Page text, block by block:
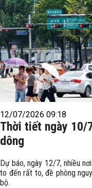
12/07/2026 09:18
Thời tiết ngày 10/
dông
Dự báo, ngày 12/7, nhiều
to đến rất to, đề phòng
bộ.